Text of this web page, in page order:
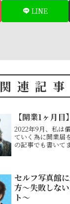
LINE
関連記事
【開業1ヶ月目
2022年9月、私は
ていく為に開業届
の記事でも書いて
セルフ写真館
方～失敗しな
ト～